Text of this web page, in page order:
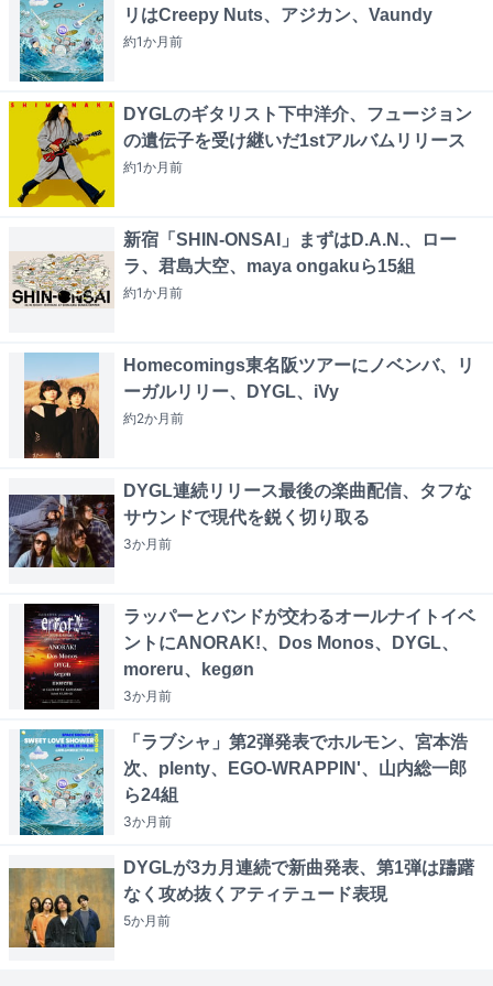
リはCreepy Nuts、アジカン、Vaundy
約1か月前
DYGLのギタリスト下中洋介、フュージョン
の遺伝子を受け継いだ1stアルバムリリース
約1か月前
新宿「SHIN-ONSAI」まずはD.A.N.、ロー
ラ、君島大空、maya ongakuら15組
約1か月前
Homecomings東名阪ツアーにノベンバ、リ
ーガルリリー、DYGL、iVy
約2か月前
DYGL連続リリース最後の楽曲配信、タフな
サウンドで現代を鋭く切り取る
3か月前
ラッパーとバンドが交わるオールナイトイベ
ントにANORAK!、Dos Monos、DYGL、
moreru、kegøn
3か月前
「ラブシャ」第2弾発表でホルモン、宮本浩
次、plenty、EGO-WRAPPIN'、山内総一郎
ら24組
3か月前
DYGLが3カ月連続で新曲発表、第1弾は躊躇
なく攻め抜くアティテュード表現
5か月前